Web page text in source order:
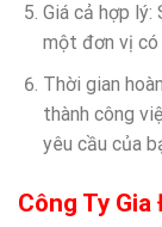
Giá cả hợp lý:
một đơn vị có
Thời gian
thành công
yêu cầu của
Công Ty